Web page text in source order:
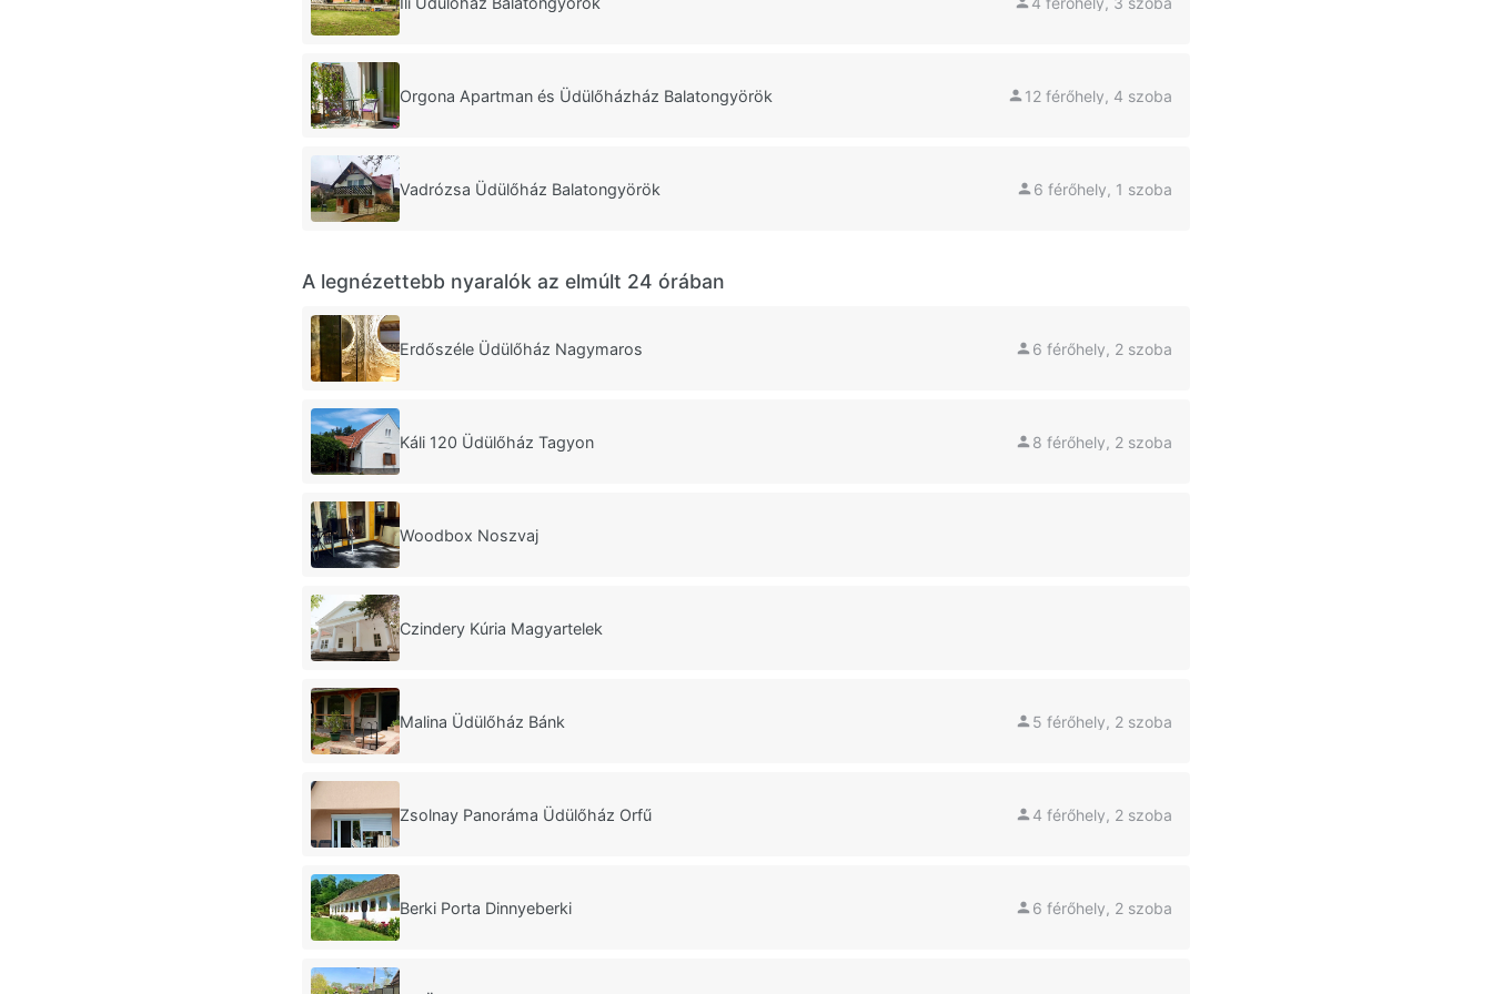
Orgona Apartman és Üdülőházház Balatongyörök 12 férőhely, 4 szoba
Vadrózsa Üdülőház Balatongyörök 6 férőhely, 1 szoba
A legnézettebb nyaralók az elmúlt 24 órában
Erdőszéle Üdülőház Nagymaros 6 férőhely, 2 szoba
Káli 120 Üdülőház Tagyon 8 férőhely, 2 szoba
Woodbox Noszvaj
Czindery Kúria Magyartelek
Malina Üdülőház Bánk 5 férőhely, 2 szoba
Zsolnay Panoráma Üdülőház Orfű 4 férőhely, 2 szoba
Berki Porta Dinnyeberki 6 férőhely, 2 szoba